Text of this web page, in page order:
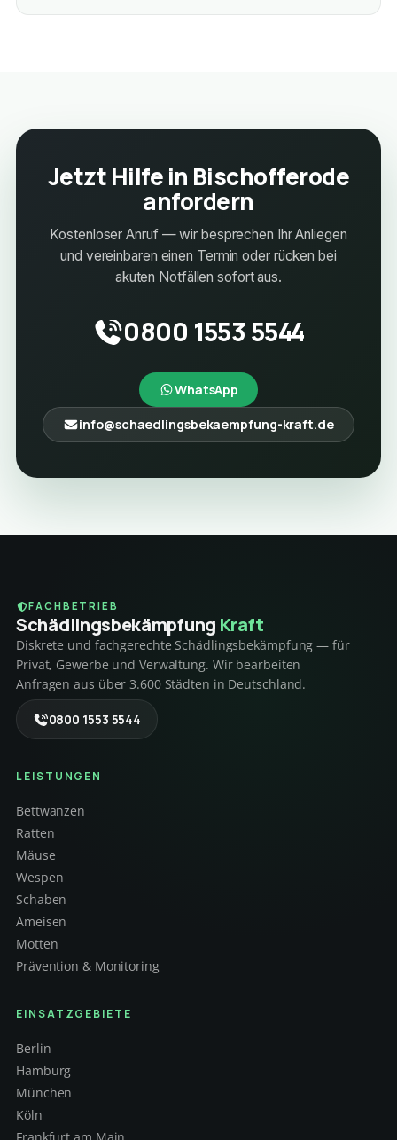
Jetzt Hilfe in Bischofferode
anfordern
Kostenloser Anruf — wir besprechen Ihr Anliegen
und vereinbaren einen Termin oder rücken bei
akuten Notfällen sofort aus.
0800 1553 5544
WhatsApp
info@schaedlingsbekaempfung-kraft.de
FACHBETRIEB
Schädlings­bekämpfung Kraft
Diskrete und fachgerechte Schädlingsbekämpfung — für
Privat, Gewerbe und Verwaltung. Wir bearbeiten
Anfragen aus über 3.600 Städten in Deutschland.
0800 1553 5544
LEISTUNGEN
Bettwanzen
Ratten
Mäuse
Wespen
Schaben
Ameisen
Motten
Prävention & Monitoring
EINSATZGEBIETE
Berlin
Hamburg
München
Köln